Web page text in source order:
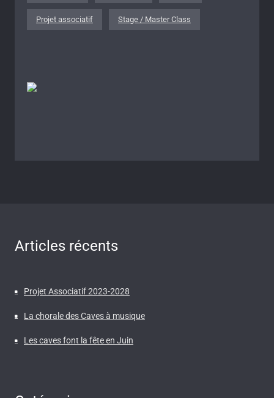
Projet associatif Stage / Master Class
Articles récents
Projet Associatif 2023-2028
La chorale des Caves à musique
Les caves font la fête en Juin